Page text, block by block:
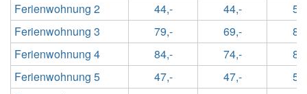
Ferienwohnung 2
Ferienwohnung 3
Ferienwohnung 4
Ferienwohnung 5
44,-
44,-
79,-
69,-
84,-
74,-
47,-
47,-